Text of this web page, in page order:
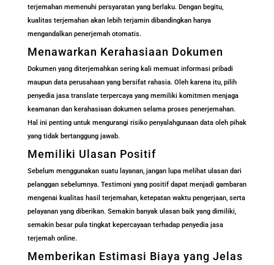
terjemahan memenuhi persyaratan yang berlaku. Dengan begitu,
kualitas terjemahan akan lebih terjamin dibandingkan hanya
mengandalkan penerjemah otomatis.
Menawarkan Kerahasiaan Dokumen
Dokumen yang diterjemahkan sering kali memuat informasi pribadi
maupun data perusahaan yang bersifat rahasia. Oleh karena itu, pilih
penyedia jasa translate terpercaya yang memiliki komitmen menjaga
keamanan dan kerahasiaan dokumen selama proses penerjemahan.
Hal ini penting untuk mengurangi risiko penyalahgunaan data oleh pihak
yang tidak bertanggung jawab.
Memiliki Ulasan Positif
Sebelum menggunakan suatu layanan, jangan lupa melihat ulasan dari
pelanggan sebelumnya. Testimoni yang positif dapat menjadi gambaran
mengenai kualitas hasil terjemahan, ketepatan waktu pengerjaan, serta
pelayanan yang diberikan. Semakin banyak ulasan baik yang dimiliki,
semakin besar pula tingkat kepercayaan terhadap penyedia jasa
terjemah online.
Memberikan Estimasi Biaya yang Jelas